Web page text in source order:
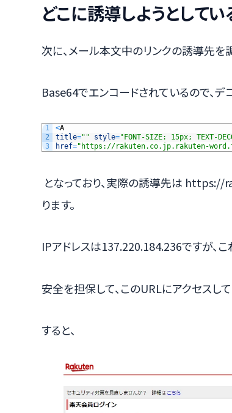
どこに誘導しようとして
次に、メール本文中のリンクの誘導先を
Base64でエンコードされているので、デ
1
2
3
<A
title="" style="FONT-SIZE: 15px; TEXT-
href="https://rakuten.co.jp.rakuten-
となっており、実際の誘導先は
ります。
IPアドレスは137.220.184.236ですが、
安全を担保して、このURLにアクセスして
すると、